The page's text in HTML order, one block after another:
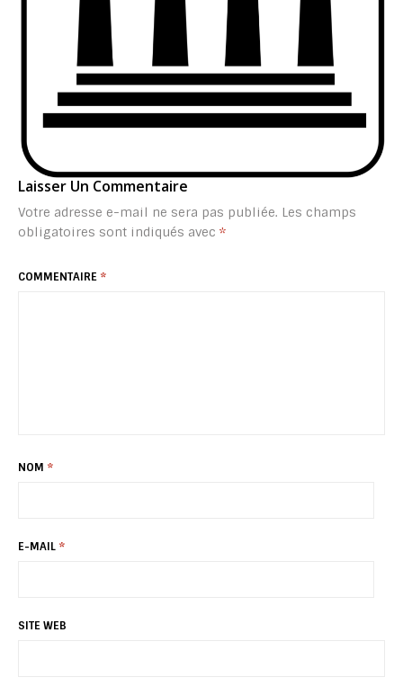
Laisser Un Commentaire
Votre adresse e-mail ne sera pas publiée. Les champs
obligatoires sont indiqués avec *
COMMENTAIRE *
NOM *
E-MAIL *
SITE WEB